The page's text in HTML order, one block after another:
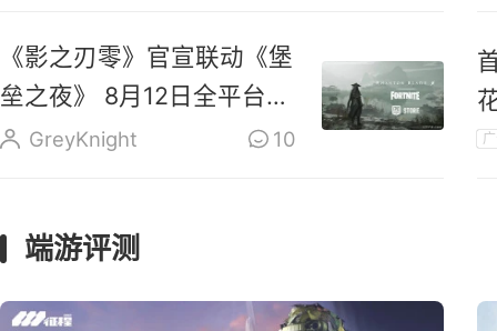
《影之刃零》官宣联动《堡
垒之夜》 8月12日全平台预
售 GreyKnight 10
端游评测